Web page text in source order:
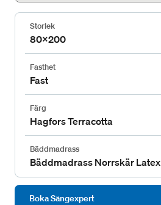
Storlek
80x200
Fasthet
Fast
Färg
Hagfors Terracotta
Bäddmadrass
Bäddmadrass Norrskär Latex
Boka Sängexpert